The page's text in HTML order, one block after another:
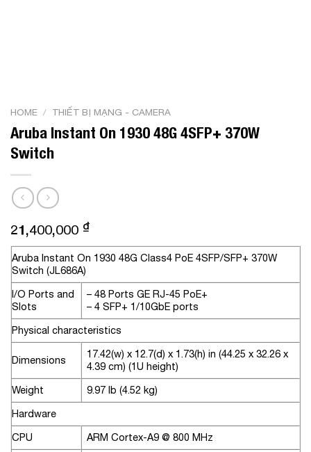
HOME / THIẾT BỊ MẠNG - CAMERA
Aruba Instant On 1930 48G 4SFP+ 370W
Switch
21,400,000 ₫
Aruba Instant On 1930 48G Class4 PoE 4SFP/SFP+ 370W
Switch (JL686A)
I/O Ports and
Slots
– 48 Ports GE RJ-45 PoE+
– 4 SFP+ 1/10GbE ports
Physical characteristics
Dimensions
17.42(w) x 12.7(d) x 1.73(h) in (44.25 x 32.26 x
4.39 cm) (1U height)
Weight
9.97 lb (4.52 kg)
Hardware
CPU
ARM Cortex-A9 @ 800 MHz